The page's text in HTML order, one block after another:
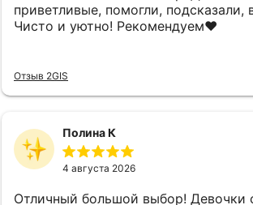
приветливые, помогли, подсказали,
Чисто и уютно! Рекомендуем❤️
Отзыв 2GIS
Полина К
4 августа 2026
Отличный большой выбор! Девочки